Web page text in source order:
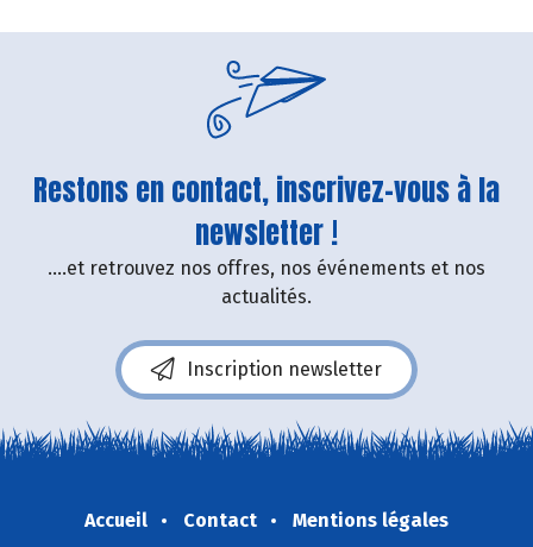
Restons en contact, inscrivez-vous à la
newsletter !
....et retrouvez nos offres, nos événements et nos
actualités.
Inscription newsletter
Accueil Contact
Mentions légales